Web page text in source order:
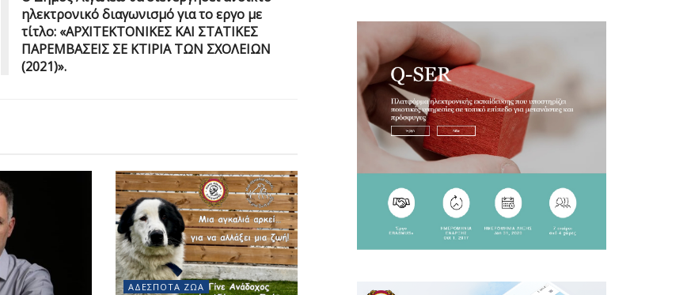
ηλεκτρονικό διαγωνισμό για το εργο με
τίτλο: «ΑΡΧΙΤΕΚΤΟΝΙΚΕΣ ΚΑΙ ΣΤΑΤΙΚΕΣ
ΠΑΡΕΜΒΑΣΕΙΣ ΣΕ ΚΤΙΡΙΑ ΤΩΝ ΣΧΟΛΕΙΩΝ
(2021)».
ΑΔΈΣΠΟΤΑ ΖΏΑ